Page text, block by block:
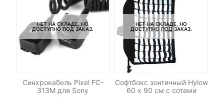
НЕТ НА СКЛАДЕ, НО
ДОСТУПНО ПОД ЗАКАЗ.
Синхрокабель Pixel FC-
313M для Sony
НЕТ НА СКЛАДЕ, НО
ДОСТУПНО ПОД ЗАКАЗ.
Софтбокс зонтичный Hylow
60 х 90 см с сотами